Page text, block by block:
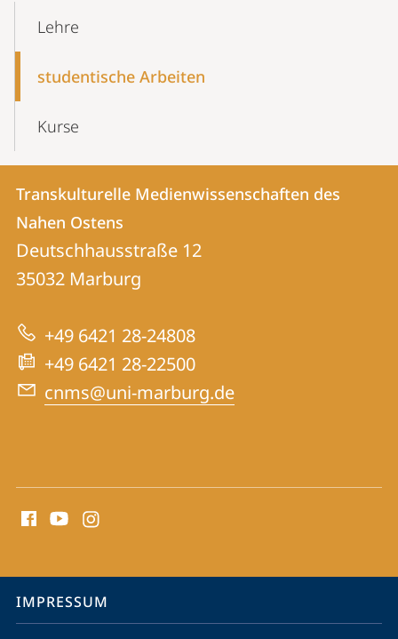
Navigation
Lehre
studentische Arbeiten
Kurse
Kontakt
und
Informationen
zur
Website
Kontaktinformationen
Transkulturelle
Medienwissenschaften
des
Ostens
Transkulturelle Medienwissenschaften des
Nahen Ostens
Deutschhausstraße 12
35032 Marburg
+49 6421 28-24808
+49 6421 28-22500
cnms@uni-marburg.de
Media
Service-
Navigation
IMPRESSUM